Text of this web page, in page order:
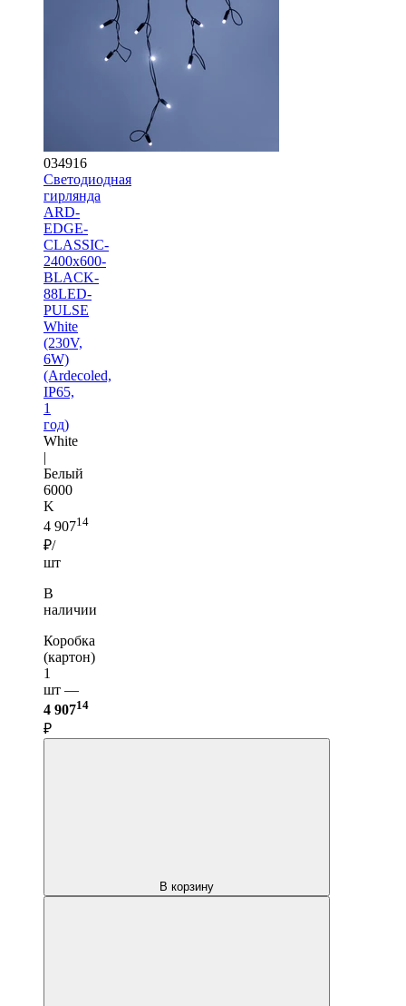
034916
Светодиодная
гирлянда
ARD-
EDGE-
CLASSIC-
2400x600-
BLACK-
88LED-
PULSE
White
(230V,
6W)
(Ardecoled,
IP65,
1
год)
White
|
Белый
6000
K
4 90714
₽/
шт
В
наличии
Коробка
(картон)
1
шт —
4 90714
₽
В корзину